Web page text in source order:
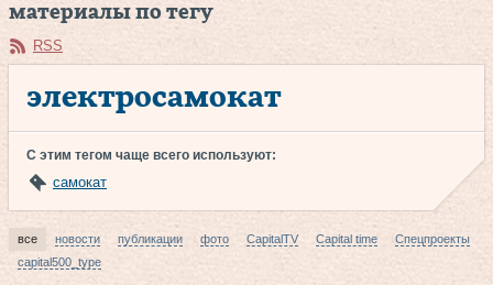
материалы по тегу
RSS
электросамокат
С этим тегом чаще всего используют:
самокат
все новости публикации фото CapitalTV Capital time
Спецпроекты
capital500_type